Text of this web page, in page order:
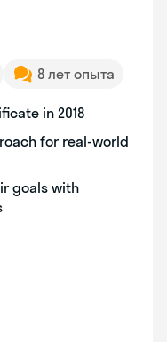
8 лет опыта
in 2018
for real-world
goals with